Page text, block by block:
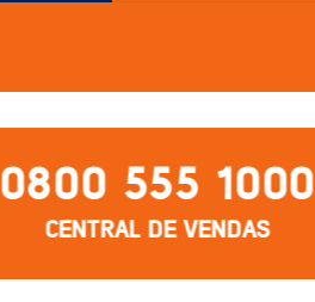
0800 555 1000
CENTRAL DE VENDAS